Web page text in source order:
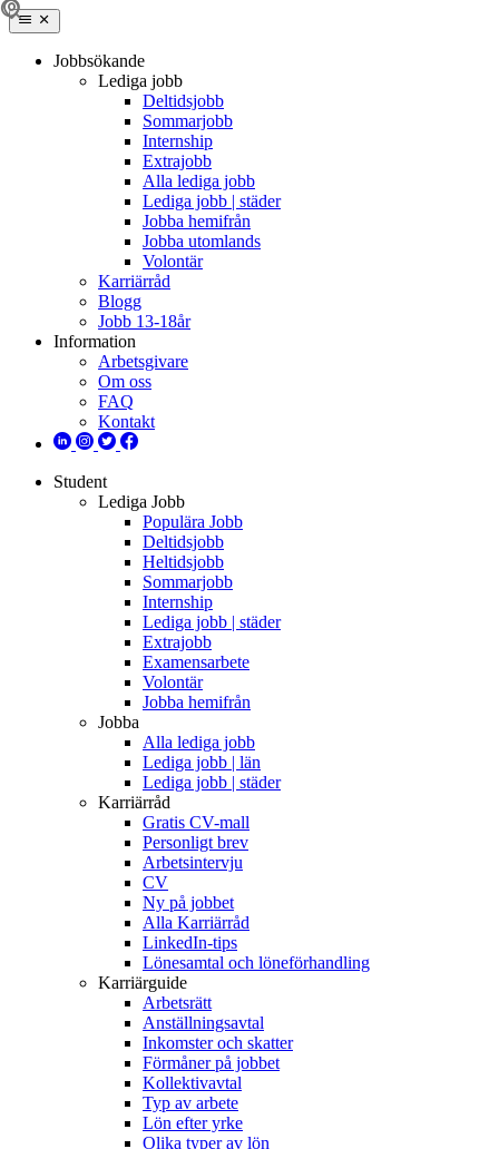
Jobbsökande
Lediga jobb
Deltidsjobb
Sommarjobb
Internship
Extrajobb
Alla lediga jobb
Lediga jobb | städer
Jobba hemifrån
Jobba utomlands
Volontär
Karriärråd
Blogg
Jobb 13-18år
Information
Arbetsgivare
Om oss
FAQ
Kontakt
Student
Lediga Jobb
Populära Jobb
Deltidsjobb
Heltidsjobb
Sommarjobb
Internship
Lediga jobb | städer
Extrajobb
Examensarbete
Volontär
Jobba hemifrån
Jobba
Alla lediga jobb
Lediga jobb | län
Lediga jobb | städer
Karriärråd
Gratis CV-mall
Personligt brev
Arbetsintervju
CV
Ny på jobbet
Alla Karriärråd
LinkedIn-tips
Lönesamtal och löneförhandling
Karriärguide
Arbetsrätt
Anställningsavtal
Inkomster och skatter
Förmåner på jobbet
Kollektivavtal
Typ av arbete
Lön efter yrke
Olika typer av lön